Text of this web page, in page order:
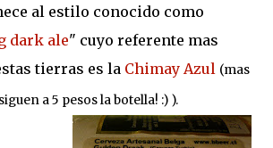
al estilo conocido como
dark ale" cuyo referente mas
tierras es la Chimay Azul (mas
a 5 pesos la botella! :) ).